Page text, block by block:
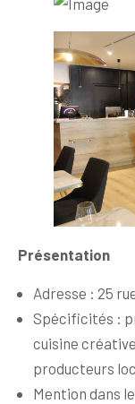
Présentation
Adresse : 25
Spécificités :
cuisine
producteurs
Mention dans